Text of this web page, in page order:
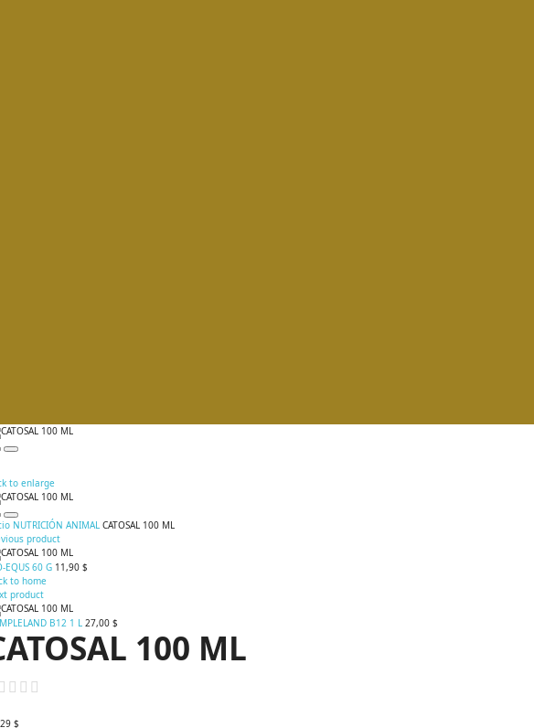
to enlarge
NUTRICIÓN ANIMAL CATOSAL 100 ML
product
EQUS 60 G 11,90 $
to home
product
B12 1 L 27,00 $
100 ML
$